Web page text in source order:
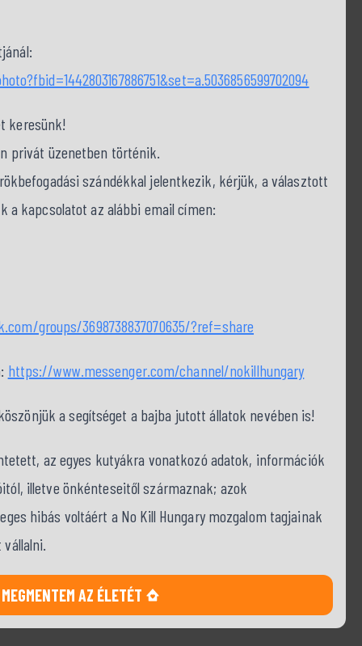
keresünk!
privát üzenetben történik.
szándékkal jelentkezik, kérjük, a választott
a kapcsolatot az alábbi email címen:
groups/3698738837070635/?ref=share
https://www.messenger.com/channel/nokillhungary
a segítséget a bajba jutott állatok nevében is!
az egyes kutyákra vonatkozó adatok, információk
illetve önkénteseitől származnak; azok
hibás voltáért a No Kill Hungary mozgalom tagjainak
MEGMENTEM AZ ÉLETÉT